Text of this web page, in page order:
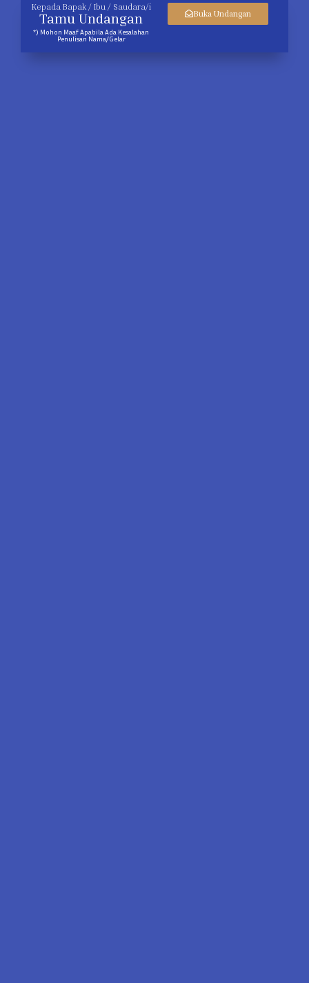
Kepada Bapak / Ibu / Saudara/i
Tamu Undangan
*) Mohon Maaf Apabila Ada Kesalahan
Penulisan Nama/gelar
Buka Undangan